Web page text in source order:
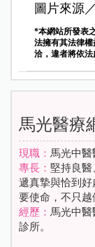
圖片來源
*本網站所發表
法擁有其法律
洽，違者將依法
馬光醫療
現職： 馬光中醫
專長： 堅持良
遞真摯與恰到
要使命，不只越
經歷： 馬光中
診所。